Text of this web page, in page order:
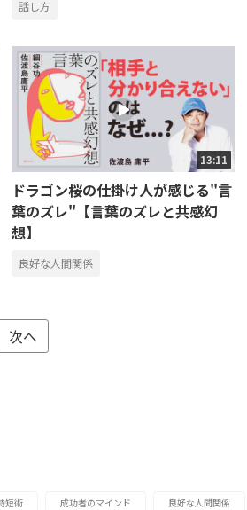
話し方
13:11
ドラゴン桜の仕掛け人が感じる"言
葉のズレ"【言葉のズレと共感幻
想】
良好な人間関係
次へ
短術 成功者のマインド 良好な人間関係